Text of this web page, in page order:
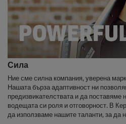
Сила
Ние сме силна компания, уверена
Нашата бърза адаптивност ни
предизвикателствата и да
водещата си роля и отговорност. В
да използваме нашите таланти, за да